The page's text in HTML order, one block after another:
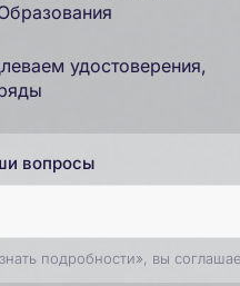
удостоверения,
вопросы
подробности», вы